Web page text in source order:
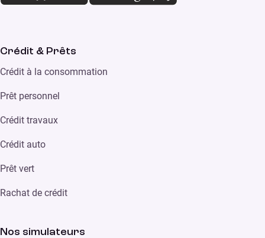
Crédit & Prêts
Crédit à la consommation
Prêt personnel
Crédit travaux
Crédit auto
Prêt vert
Rachat de crédit
Nos simulateurs